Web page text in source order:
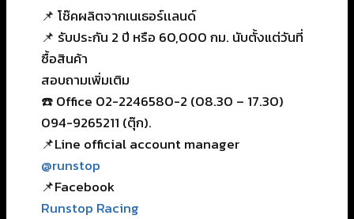
📌 โช๊คผลิตจากเนเธอร์เเลนด์
📌 รับประกัน 2 ปี หรือ 60,000 กม. นับตั้งแต่วันที่
ซื้อสินค้า
สอบถามเพิ่มเติม
☎️ Office 02-2246580-2 (08.30 – 17.30)
094-9265211 (ตุ๊ก).
📌Line official account manager
@runstop
📌Facebook
Runstop Racing